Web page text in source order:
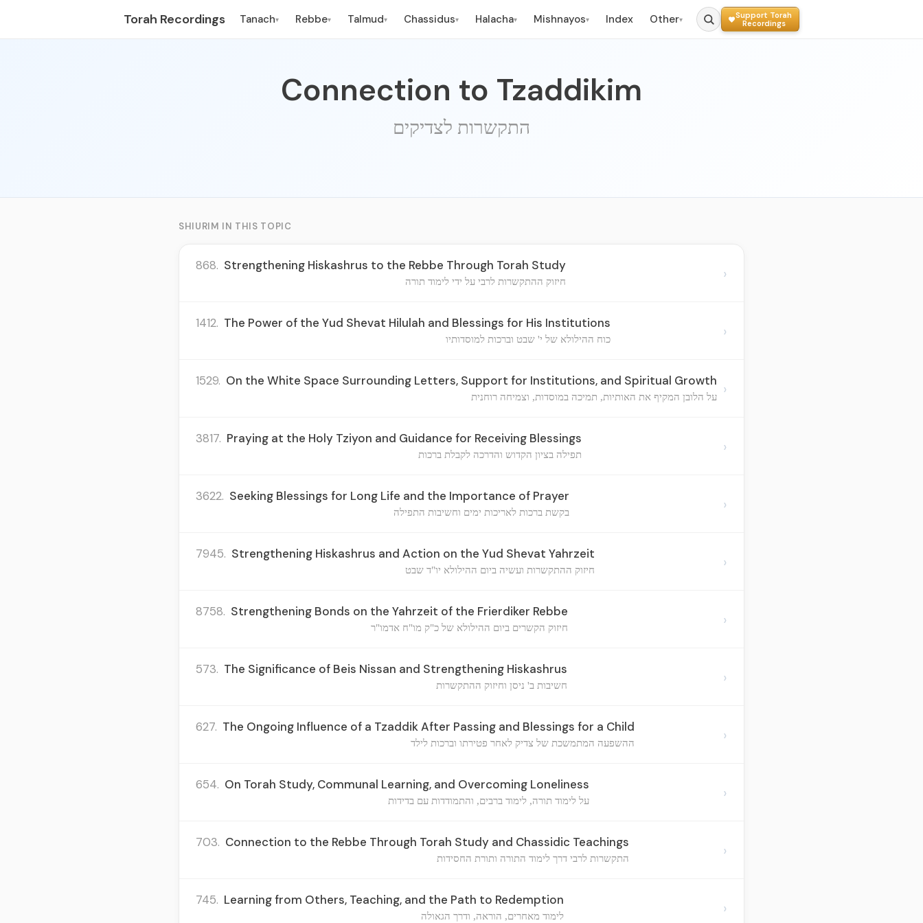
Torah Recordings Tanach▾ Rebbe▾ Talmud▾ Chassidus▾ Halacha▾ Mishnayos▾ Index Other▾
Support Torah
Recordings
Connection to Tzaddikim
התקשרות לצדיקים
SHIURIM IN THIS TOPIC
868. Strengthening Hiskashrus to the Rebbe Through Torah Study
חיזוק ההתקשרות לרבי על ידי לימוד תורה ›
1412. The Power of the Yud Shevat Hilulah and Blessings for His Institutions
כוח ההילולא של י' שבט וברכות למוסדותיו ›
1529. On the White Space Surrounding Letters, Support for Institutions, and Spiritual Growth
על הלובן המקיף את האותיות, תמיכה במוסדות, וצמיחה רוחנית ›
3817. Praying at the Holy Tziyon and Guidance for Receiving Blessings
תפילה בציון הקדוש והדרכה לקבלת ברכות ›
3622. Seeking Blessings for Long Life and the Importance of Prayer
בקשת ברכות לאריכות ימים וחשיבות התפילה ›
7945. Strengthening Hiskashrus and Action on the Yud Shevat Yahrzeit
חיזוק ההתקשרות ועשיה ביום ההילולא יו"ד שבט ›
8758. Strengthening Bonds on the Yahrzeit of the Frierdiker Rebbe
חיזוק הקשרים ביום ההילולא של כ"ק מו"ח אדמו"ר ›
573. The Significance of Beis Nissan and Strengthening Hiskashrus
חשיבות ב' ניסן וחיזוק ההתקשרות ›
627. The Ongoing Influence of a Tzaddik After Passing and Blessings for a Child
ההשפעה המתמשכת של צדיק לאחר פטירתו וברכות לילד ›
654. On Torah Study, Communal Learning, and Overcoming Loneliness
על לימוד תורה, לימוד ברבים, והתמודדות עם בדידות ›
703. Connection to the Rebbe Through Torah Study and Chassidic Teachings
התקשרות לרבי דרך לימוד התורה ותורת החסידות ›
745. Learning from Others, Teaching, and the Path to Redemption
לימוד מאחרים, הוראה, ודרך הגאולה ›